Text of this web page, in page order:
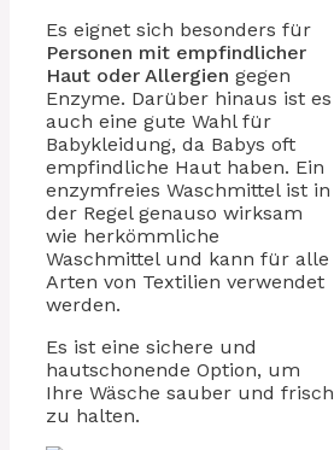
Es eignet sich besonders für
Personen mit empfindlicher
Haut oder Allergien gegen
Enzyme. Darüber hinaus ist es
auch eine gute Wahl für
Babykleidung, da Babys oft
empfindliche Haut haben. Ein
enzymfreies Waschmittel ist in
der Regel genauso wirksam
wie herkömmliche
Waschmittel und kann für alle
Arten von Textilien verwendet
werden.
Es ist eine sichere und
hautschonende Option, um
Ihre Wäsche sauber und frisch
zu halten.